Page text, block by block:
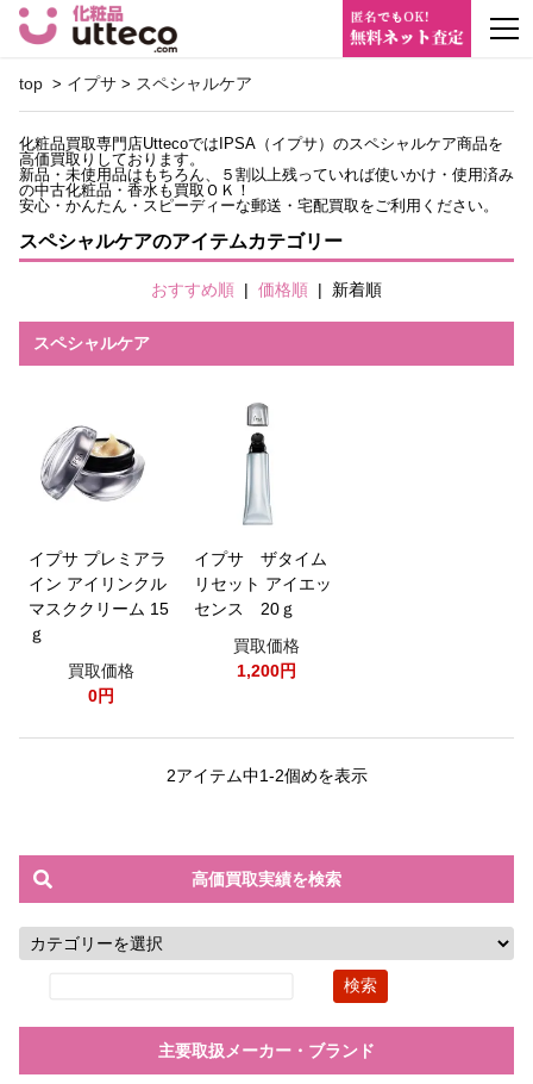
top > イプサ > スペシャルケア
化粧品買取専門店UttecoではIPSA（イプサ）のスペシャルケア商品を
高価買取りしております。
新品・未使用品はもちろん、５割以上残っていれば使いかけ・使用済み
の中古化粧品・香水も買取ＯＫ！
安心・かんたん・スピーディーな郵送・宅配買取をご利用ください。
スペシャルケアのアイテムカテゴリー
おすすめ順 | 価格順 | 新着順
スペシャルケア
イプサ プレミアラ
イン アイリンクル
マスククリーム 15
ｇ
買取価格
0円
イプサ ザタイム
リセット アイエッ
センス 20ｇ
買取価格
1,200円
2アイテム中1-2個めを表示
高価買取実績を検索
主要取扱メーカー・ブランド